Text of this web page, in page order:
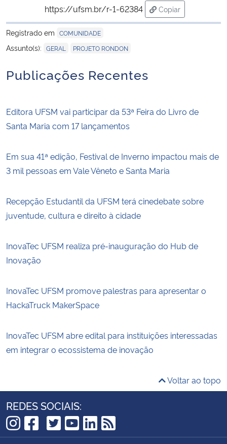
https://ufsm.br/r-1-62384
Copiar
para área de
Registrado em COMUNIDADE
Assunto(s): GERAL PROJETO RONDON
Publicações Recentes
Editora UFSM vai participar da 53ª Feira do Livro de
Santa Maria com 17 lançamentos
Em sua 41ª edição, Festival de Inverno impactou mais de
3 mil pessoas em Vale Vêneto e Santa Maria
Recepção Estudantil da UFSM terá cinedebate sobre
juventude, cultura e direito à cidade
InovaTec UFSM realiza pré-inauguração do Hub de
Inovação
InovaTec UFSM promove palestras para apresentar o
HackaTruck MakerSpace
InovaTec UFSM abre edital para instituições interessadas
em integrar o ecossistema de inovação
Voltar ao topo
REDES SOCIAIS:
Instagram
Facebook
TikTok
Twitter
YouTube
LinkedIn
RSS